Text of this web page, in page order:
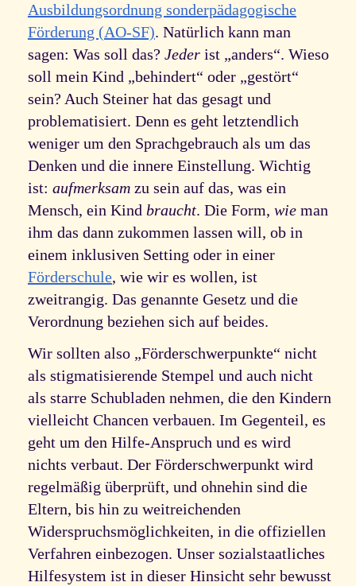
Ausbildungsordnung sonderpädagogische
Förderung (AO-SF). Natürlich kann man
sagen: Was soll das? Jederist „anders“. Wieso
soll mein Kind „behindert“ oder „gestört“
sein? Auch Steiner hat das gesagt und
problematisiert. Denn es geht letztendlich
weniger um den Sprachgebrauch als um das
Denken und die innere Einstellung. Wichtig
ist: aufmerksamzu sein auf das, was ein
Mensch, ein Kind braucht. Die Form, wieman
ihm das dann zukommen lassen will, ob in
einem inklusiven Setting oder in einer
Förderschule, wie wir es wollen, ist
zweitrangig. Das genannte Gesetz und die
Verordnung beziehen sich auf beides.
Wir sollten also „Förderschwerpunkte“ nicht
als stigmatisierende Stempel und auch nicht
als starre Schubladen nehmen, die den Kindern
vielleicht Chancen verbauen. Im Gegenteil, es
geht um den Hilfe-Anspruch und es wird
nichts verbaut. Der Förderschwerpunkt wird
regelmäßig überprüft, und ohnehin sind die
Eltern, bis hin zu weitreichenden
Widerspruchsmöglichkeiten, in die offiziellen
Verfahren einbezogen. Unser sozialstaatliches
Hilfesystem ist in dieser Hinsicht sehr bewusst